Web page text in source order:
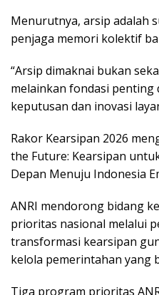
Menurutnya, arsip adalah
penjaga memori kolektif
“Arsip dimaknai bukan
melainkan fondasi penting
keputusan dan inovasi
Rakor Kearsipan 2026
the Future: Kearsipan
Depan Menuju Indonesia
ANRI mendorong bidang
prioritas nasional melalui
transformasi kearsipan
kelola pemerintahan yang
Tiga program prioritas